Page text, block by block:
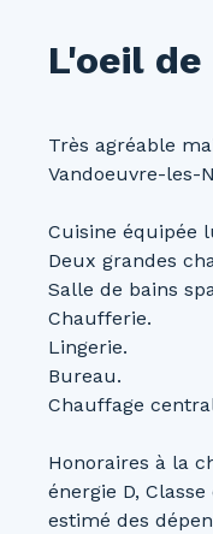
L'oeil
Très agréable
Vandoeuvre-les-
Cuisine équipée
Deux grandes
Salle de bains
Chaufferie.
Lingerie.
Bureau.
Chauffage
Honoraires à la
énergie D,
estimé des